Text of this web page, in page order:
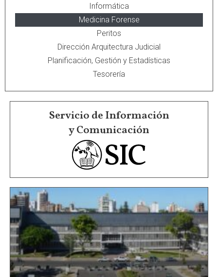
Informática
Medicina Forense
Peritos
Dirección Arquitectura Judicial
Planificación, Gestión y Estadísticas
Tesorería
Servicio de Información
y Comunicación